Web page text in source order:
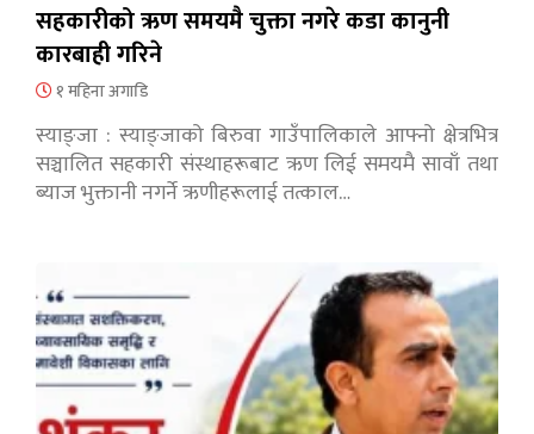
सहकारीको ऋण समयमै चुक्ता नगरे कडा कानुनी
कारबाही गरिने
१ महिना अगाडि
स्याङ्जा : स्याङ्जाको बिरुवा गाउँपालिकाले आफ्नो क्षेत्रभित्र
सञ्चालित सहकारी संस्थाहरूबाट ऋण लिई समयमै सावाँ तथा
ब्याज भुक्तानी नगर्ने ऋणीहरूलाई तत्काल…